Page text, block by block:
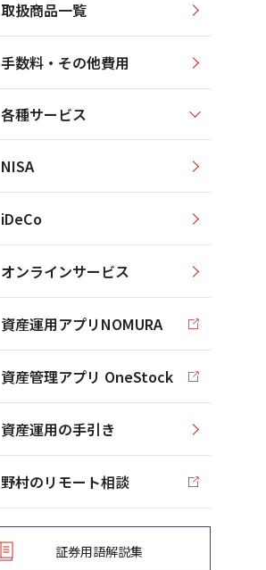
取扱商品一覧
手数料・その他費用
各種サービス
NISA
iDeCo
オンラインサービス
資産運用アプリNOMURA
資産管理アプリ OneStock
資産運用の手引き
野村のリモート相談
証券用語解説集